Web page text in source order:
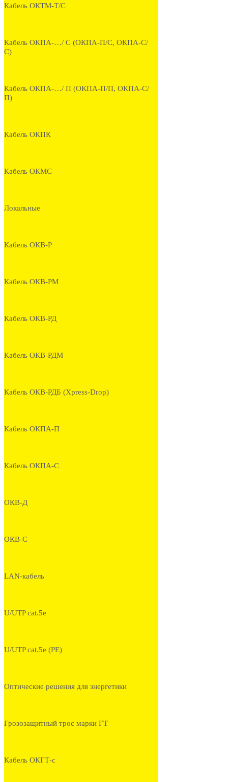
Кабель ОКТМ-Т/С
Кабель ОКПА-…/ С (ОКПА-П/С, ОКПА-С/
С)
Кабель ОКПА-…/ П (ОКПА-П/П, ОКПА-С/
П)
Кабель ОКПК
Кабель ОКМС
Локальные
Кабель ОКВ-Р
Кабель ОКВ-РМ
Кабель ОКВ-РД
Кабель ОКВ-РДМ
Кабель ОКВ-РДБ (Xpress-Drop)
Кабель ОКПА-П
Кабель ОКПА-С
ОКВ-Д
ОКВ-С
LAN-кабель
U/UTP cat.5e
U/UTP cat.5e (PE)
Оптические решения для энергетики
Грозозащитный трос марки ГТ
Кабель ОКГТ-с